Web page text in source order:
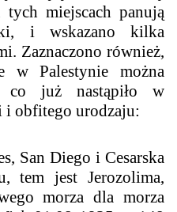
miejscach panują
i wskazano kilka
Zaznaczono również,
w Palestynie można
co już nastąpiło w
obfitego urodzaju:
San Diego i Cesarska
tem jest Jerozolima,
morza dla morza